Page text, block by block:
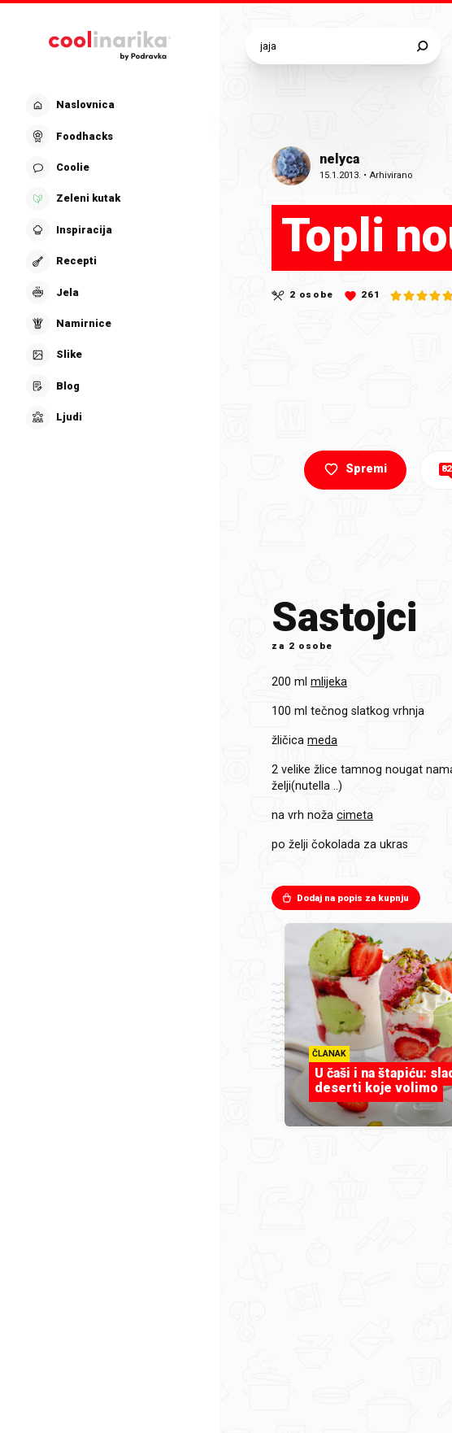
Naslovnica
Foodhacks
Coolie
Zeleni kutak
Inspiracija
Recepti
Jela
Namirnice
Slike
Blog
Ljudi
nelyca
15.1.2013. •Arhivirano
Topli
2 osobe 261
Spremi 82
Sastojci
za 2 osobe
200 ml mlijeka
100 ml tečnog slatkog vrhnja
žličica meda
2 velike žlice tamnog nougat
želji(nutella ..)
na vrh noža cimeta
po želji čokolada za ukras
Dodaj na popis za kupnju
ČLANAK
U čaši i na štapiću:
deserti koje volimo